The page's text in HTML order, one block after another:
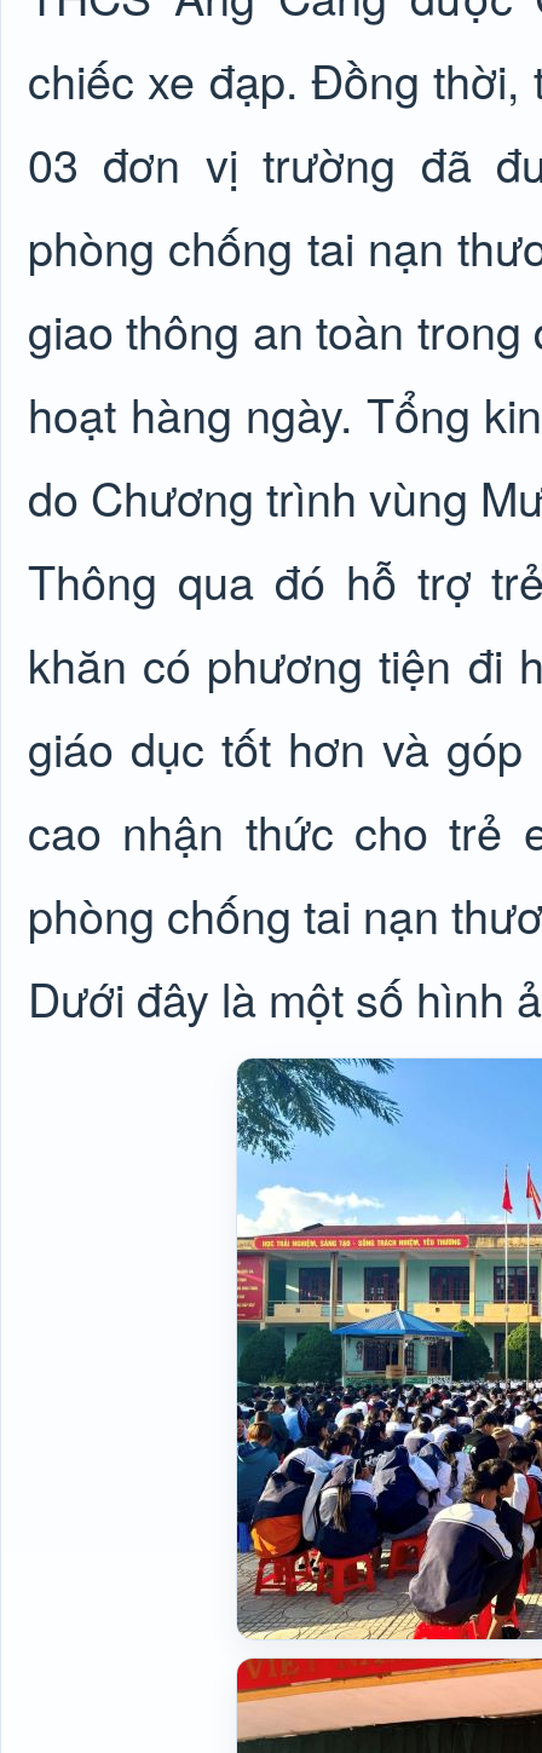
chiếc xe đạp. Đồng thời,
03 đơn vị trường đã
phòng chống tai nạn
giao thông an toàn
hoạt hàng ngày. Tổng
do Chương trình vùng
Thông qua đó hỗ trợ
khăn có phương tiện đi
giáo dục tốt hơn và
cao nhận thức cho trẻ
phòng chống tai nạn
Dưới đây là một số hình